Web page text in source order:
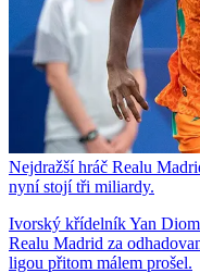
Nejdražší hráč Realu
nyní stojí tři miliardy.
Ivorský křídelník Yan
Realu Madrid za
ligou přitom málem prošel.